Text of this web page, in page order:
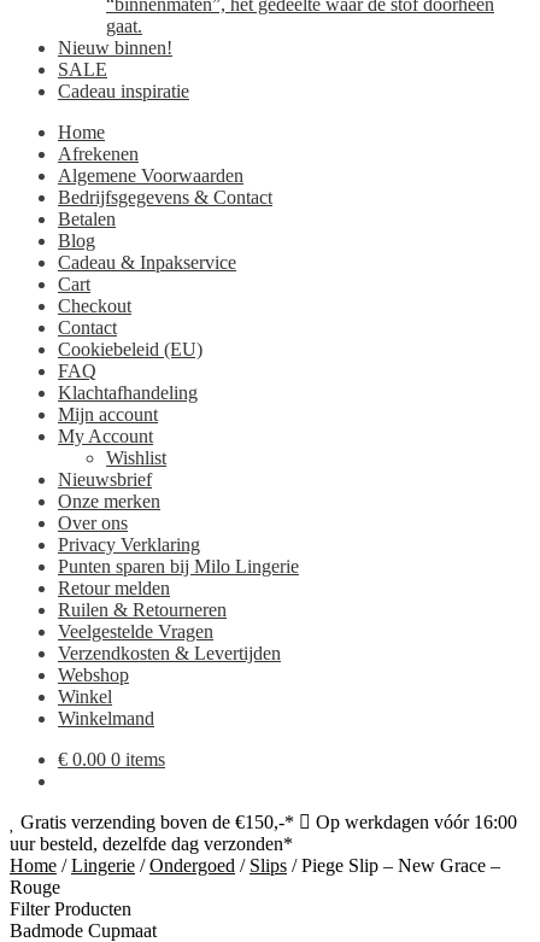
“binnenmaten”, het gedeelte waar de stof doorheen
gaat.
Nieuw binnen!
SALE
Cadeau inspiratie
Home
Afrekenen
Algemene Voorwaarden
Bedrijfsgegevens & Contact
Betalen
Blog
Cadeau & Inpakservice
Cart
Checkout
Contact
Cookiebeleid (EU)
FAQ
Klachtafhandeling
Mijn account
My Account
Wishlist
Nieuwsbrief
Onze merken
Over ons
Privacy Verklaring
Punten sparen bij Milo Lingerie
Retour melden
Ruilen & Retourneren
Veelgestelde Vragen
Verzendkosten & Levertijden
Webshop
Winkel
Winkelmand
€ 0.00 0 items
Gratis verzending boven de €150,-*
Op werkdagen vóór 16:00
uur besteld, dezelfde dag verzonden*
Home /Lingerie /Ondergoed / Slips /Piege Slip – New Grace –
Rouge
Filter Producten
Badmode Cupmaat